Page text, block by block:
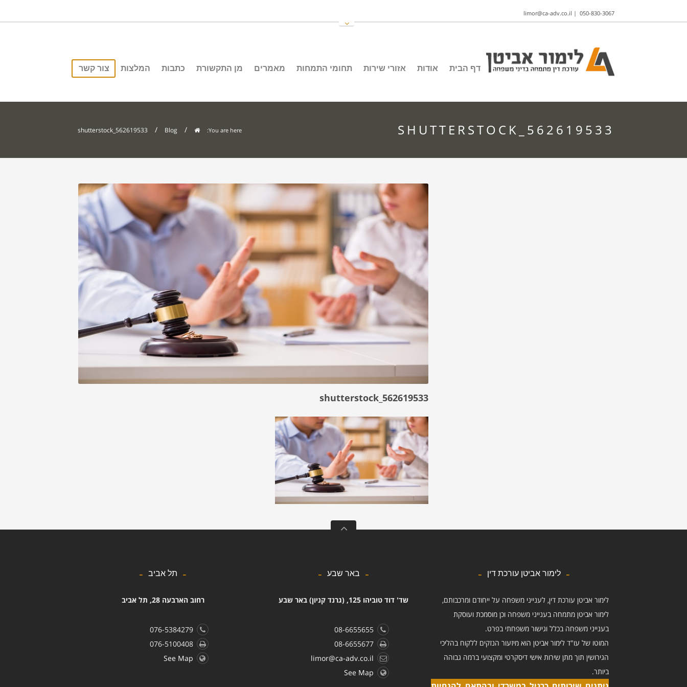
050-830-3067
|
limor@ca-adv.co.il
דף הבית אודות אזורי שירות תחומי התמחות מאמרים מן התקשורת כתבות המלצות צור קשר
SHUTTERSTOCK_562619533
You are here:
/
Blog
/
shutterstock_562619533
shutterstock_562619533
תל אביב
רחוב הארבעה 28, תל אביב
076-5384279
076-5100408
See Map
באר שבע
שד' דוד טוביהו 125, (גרנד קניון) באר שבע
08-6655655
08-6655677
limor@ca-adv.co.il
See Map
לימור אביטן עורכת דין
לימור אביטן עורכת דין, לענייני משפחה על ייחודם ומרכבותם,
לימור אביטן מתמחה בענייני משפחה וכן מוסמכת ועוסקת
בענייני משפחה בכלל וגישור משפחתי בפרט.
המוטו של עו"ד לימור אביטן הוא מיזעור הנזקים ללקוח בהליכי
הגירושין תוך מתן שירות אישי דיסקרטי ומקצועי ברמה גבוהה
ביותר.